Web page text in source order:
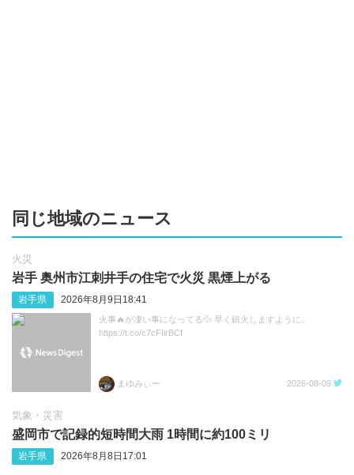
同じ地域のニュース
火災
岩手 奥州市江刺井手の住宅で火災 黒煙上がる
岩手県 2026年8月9日18:41
火事🔥が凄い事になってる💦 早く鎮火しますように。
https://t.co/c7cFIirBCf
まゆみぃー 2026-08-09
気象・災害
盛岡市で記録的短時間大雨 1時間に約100ミリ
岩手県 2026年8月8日17:01